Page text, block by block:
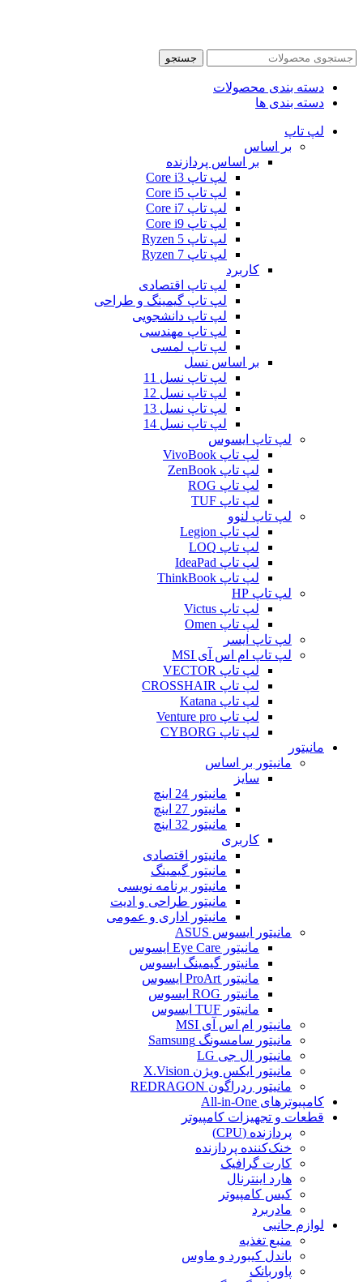
جستجو
دسته بندی محصولات
دسته بندی ها
لپ تاپ
بر اساس
بر اساس پردازنده
لپ تاپ Core i3
لپ تاپ Core i5
لپ تاپ Core i7
لپ تاپ Core i9
لپ تاپ Ryzen 5
لپ تاپ Ryzen 7
کاربرد
لپ تاپ اقتصادی
لپ تاپ گیمینگ و طراحی
لپ تاپ دانشجویی
لپ تاپ مهندسی
لپ تاپ لمسی
بر اساس نسل
لپ تاپ نسل 11
لپ تاپ نسل 12
لپ تاپ نسل 13
لپ تاپ نسل 14
لپ تاپ ایسوس
لپ تاپ VivoBook
لپ تاپ ZenBook
لپ تاپ ROG
لپ تاپ TUF
لپ تاپ لنوو
لپ تاپ Legion
لپ تاپ LOQ
لپ تاپ IdeaPad
لپ تاپ ThinkBook
لپ تاپ HP
لپ تاپ Victus
لپ تاپ Omen
لپ تاپ ایسر
لپ تاپ ام اس آی MSI
لپ تاپ VECTOR
لپ تاپ CROSSHAIR
لپ تاپ Katana
لپ تاپ Venture pro
لپ تاپ CYBORG
مانیتور
مانیتور بر اساس
سایز
مانیتور 24 اینچ
مانیتور 27 اینچ
مانیتور 32 اینچ
کاربری
مانیتور اقتصادی
مانیتور گیمینگ
مانیتور برنامه نویسی
مانیتور طراحی و ادیت
مانیتور اداری و عمومی
مانیتور ایسوس ASUS
مانیتور Eye Care ایسوس
مانیتور گیمینگ ایسوس
مانیتور ProArt ایسوس
مانیتور ROG ایسوس
مانیتور TUF ایسوس
مانیتور ام اس آی MSI
مانیتور سامسونگ Samsung
مانیتور ال جی LG
مانیتور ایکس ویژن X.Vision
مانیتور ردراگون REDRAGON
کامپیوترهای All-in-One
قطعات و تجهیزات کامپیوتر
پردازنده (CPU)
خنک‌کننده پردازنده
کارت گرافیک
هارد اینترنال
کیس کامپیوتر
مادربرد
لوازم جانبی
منبع تغذیه
باندل کیبورد و ماوس
پاوربانک